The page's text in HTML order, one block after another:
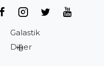
Galastik
Diğer